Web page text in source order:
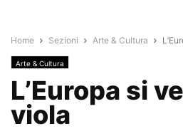
Home Sezioni Arte & Cultura
Arte & Cultura
L’Europa si
viola